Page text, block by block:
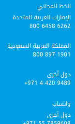
الخط المجاني
الإمارات العربية المتحدة
800 6458 6262
المملكة العربية السعودية
800 897 1901
دول أخرى
+971 4 420 9489
واتساب
دول أخرى